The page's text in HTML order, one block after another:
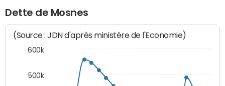
Dette de Mosnes
(Source : JDN d'après ministère de l'Economie)
500k
600k